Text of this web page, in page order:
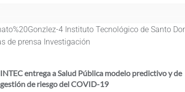
INTEC entrega a Salud Pública modelo predictivo y de
gestión de riesgo del COVID-19